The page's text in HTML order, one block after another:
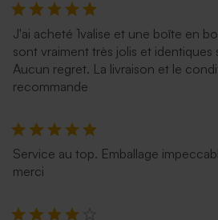
J'ai acheté 1valise et une boîte en
sont vraiment très jolis et identiques
Aucun regret. La livraison et le
recommande
Service au top. Emballage
merci